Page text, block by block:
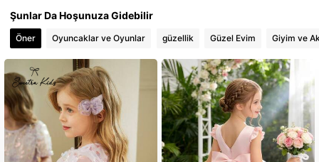
4,94 1.1K Takipçiler
4,94 1.1K Takipçiler
4,94 1.1K Takipçiler
Şunlar Da Hoşunuza Gidebilir
Öner Oyuncaklar ve Oyunlar güzellik Güzel Evim Giyim ve